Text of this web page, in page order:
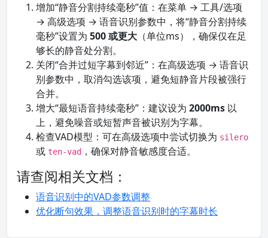
增加“静音分割持续毫秒”值：在菜单 → 工具/选项
→ 高级选项 → 语音识别参数中，将“静音分割持续
毫秒”设置为 500 或更大 （单位ms），确保仅在足
够长的静音处分割。
关闭“合并过短字幕到邻近”：在高级选项 → 语音识
别参数中，取消勾选该项，避免短静音片段被强行
合并。
增大“最短语音持续毫秒”：建议设为 2000ms 以
上，避免噪音或短暂声音被识别为字幕。
检查VAD模型：可在高级选项中尝试切换为 silero
或 ten-vad ，确保对静音敏感度合适。
请查阅相关文档：
语音识别中的VAD参数调整
优化断句效果，调整语音识别时的字幕时长